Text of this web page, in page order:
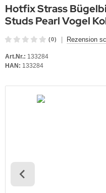
Hotfix Strass
Studs Pearl Vogel
(0) Rezension
Art.Nr.: 133284
HAN: 133284